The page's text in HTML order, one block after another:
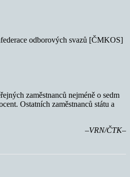
odborových svazů [ČMKOS]
zaměstnanců nejméně o sedm
Ostatních zaměstnanců státu a
–VRN/ČTK–